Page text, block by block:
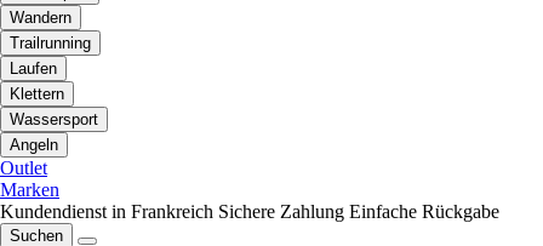
Wandern
Trailrunning
Laufen
Klettern
Wassersport
Angeln
Outlet
Marken
Kundendienst in Frankreich Sichere Zahlung Einfache Rückgabe
Suchen